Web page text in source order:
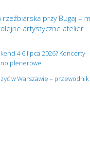
rzeźbiarska przy Bugaj –
artystyczne atelier
4-6 lipca 2026? Koncerty
plenerowe
w Warszawie – przewodnik